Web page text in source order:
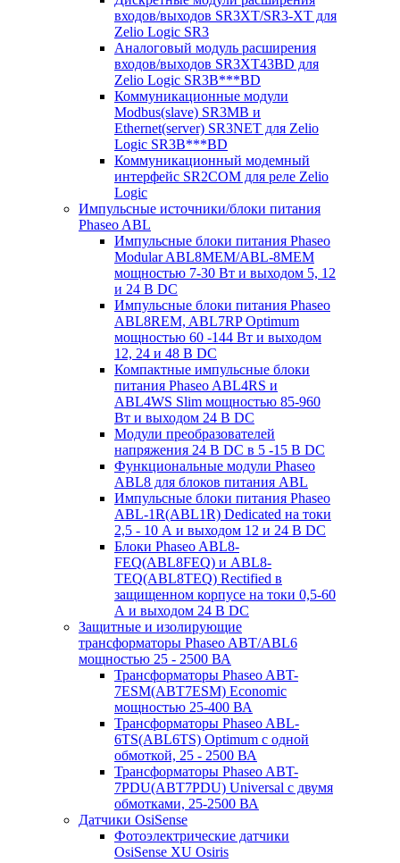
входов/выходов SR3XT/SR3-XT для
Zelio Logic SR3
Аналоговый модуль расширения
входов/выходов SR3XT43BD для
Zelio Logic SR3B***BD
Коммуникационные модули
Modbus(slave) SR3MB и
Ethernet(server) SR3NET для Zelio
Logic SR3B***BD
Коммуникационный модемный
интерфейс SR2COM для реле Zelio
Logic
Импульсные источники/блоки питания
Phaseo ABL
Импульсные блоки питания Phaseo
Modular ABL8MEM/ABL-8MEM
мощностью 7-30 Вт и выходом 5, 12
и 24 В DC
Импульсные блоки питания Phaseo
ABL8REM, ABL7RP Optimum
мощностью 60 -144 Вт и выходом
12, 24 и 48 В DC
Компактные импульсные блоки
питания Phaseo ABL4RS и
ABL4WS Slim мощностью 85-960
Вт и выходом 24 В DC
Модули преобразователей
напряжения 24 В DC в 5 -15 В DC
Функциональные модули Phaseo
ABL8 для блоков питания ABL
Импульсные блоки питания Phaseo
ABL-1R(ABL1R) Dedicated на токи
2,5 - 10 А и выходом 12 и 24 В DC
Блоки Phaseo ABL8-
FEQ(ABL8FEQ) и ABL8-
TEQ(ABL8TEQ) Rectified в
защищенном корпусе на токи 0,5-60
А и выходом 24 В DC
Защитные и изолирующие
трансформаторы Phaseo ABT/ABL6
мощностью 25 - 2500 ВА
Трансформаторы Phaseo ABT-
7ESM(ABT7ESM) Economic
мощностью 25-400 ВА
Трансформаторы Phaseo ABL-
6TS(ABL6TS) Optimum с одной
обмоткой, 25 - 2500 ВА
Трансформаторы Phaseo ABT-
7PDU(ABT7PDU) Universal с двумя
обмотками, 25-2500 ВА
Датчики OsiSense
Фотоэлектрические датчики
OsiSense XU Osiris